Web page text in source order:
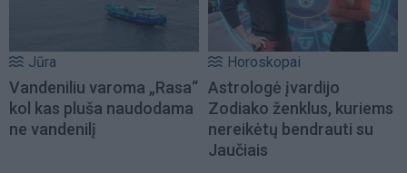
Jūra
Vandeniliu varoma „Rasa“
kol kas pluša naudodama
ne vandenilį
Horoskopai
Astrologė įvardijo
Zodiako ženklus, kuriems
nereikėtų bendrauti su
Jaučiais